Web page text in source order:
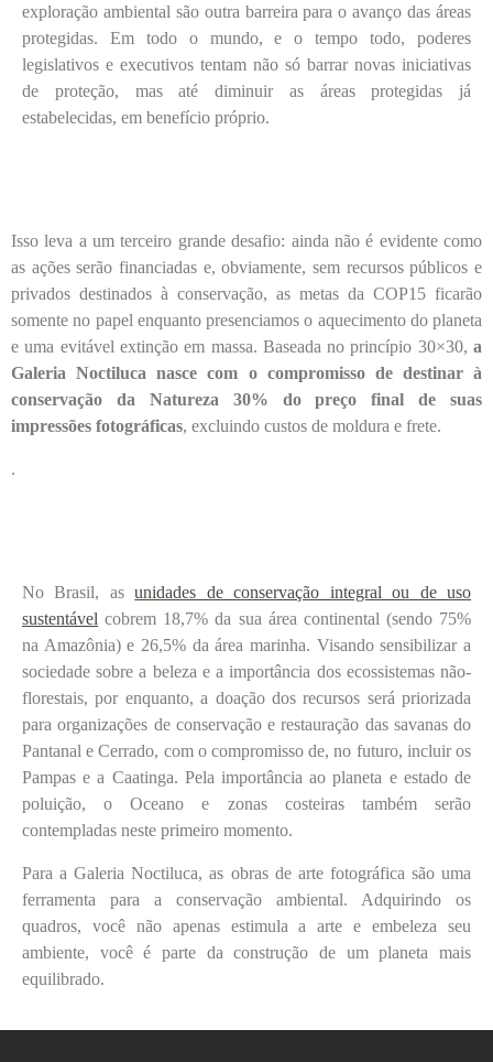
exploração ambiental são outra barreira para o avanço das áreas
protegidas. Em todo o mundo, e o tempo todo, poderes
legislativos e executivos tentam não só barrar novas iniciativas
de proteção, mas até diminuir as áreas protegidas já
estabelecidas, em benefício próprio.
Isso leva a um terceiro grande desafio: ainda não é evidente como
as ações serão financiadas e, obviamente, sem recursos públicos e
privados destinados à conservação, as metas da COP15 ficarão
somente no papel enquanto presenciamos o aquecimento do planeta
e uma evitável extinção em massa. Baseada no princípio 30×30, a
Galeria Noctiluca nasce com o compromisso de destinar à
conservação da Natureza 30% do preço final de suas
impressões fotográficas, excluindo custos de moldura e frete.
.
No Brasil, asunidades de conservação integral ou de uso
sustentável cobrem 18,7% da sua área continental (sendo 75%
na Amazônia) e 26,5% da área marinha. Visando sensibilizar a
sociedade sobre a beleza e a importância dos ecossistemas não-
florestais, por enquanto, a doação dos recursos será priorizada
para organizações de conservação e restauração das savanas do
Pantanal e Cerrado, com o compromisso de, no futuro, incluir os
Pampas e a Caatinga. Pela importância ao planeta e estado de
poluição, o Oceano e zonas costeiras também serão
contempladas neste primeiro momento.
Para a Galeria Noctiluca, as obras de arte fotográfica são uma
ferramenta para a conservação ambiental. Adquirindo os
quadros, você não apenas estimula a arte e embeleza seu
ambiente, você é parte da construção de um planeta mais
equilibrado.